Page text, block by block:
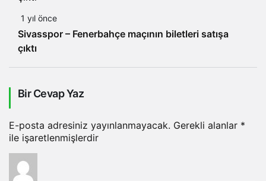
1 yıl önce
Sivasspor – Fenerbahçe maçının biletleri satışa
çıktı
Bir Cevap Yaz
E-posta adresiniz yayınlanmayacak. Gerekli alanlar *
ile işaretlenmişlerdir